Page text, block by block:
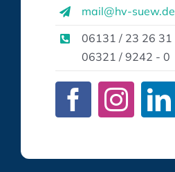
mail@hv-suew.de
06131 / 23 26 31
06321 / 9242 - 0